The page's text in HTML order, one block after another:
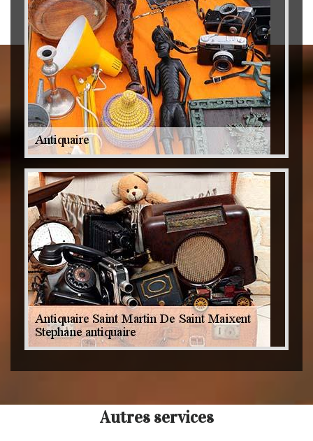
Achat antiquité 79
Autres services